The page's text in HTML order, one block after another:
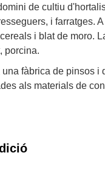
de cultiu
i farratges.
i blat de moro.
porcina.
fàbrica de pinsos i
als materials de